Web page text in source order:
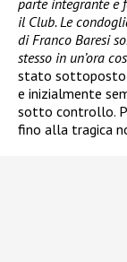
parte integrante e
il Club. Le
di Franco Baresi
stesso in un’ora
stato sottoposto
e inizialmente
sotto controllo.
fino alla tragica